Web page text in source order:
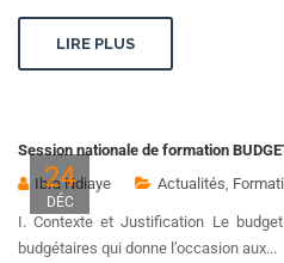
LIRE PLUS
24
DÉC
Session nationale de formation
Ibra Ndiaye
Actualités,
I. Contexte et Justification Le
budgétaires qui donne l’occasion aux...